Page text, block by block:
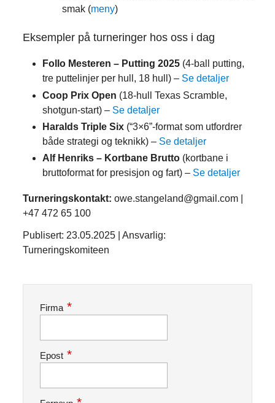
smak (meny)
Eksempler på turneringer hos oss i dag
Follo Mesteren – Putting 2025(4-ball putting,
tre puttelinjer per hull, 18 hull) – Se detaljer
Coop Prix Open (18-hull Texas Scramble,
shotgun-start) – Se detaljer
Haralds Triple Six(“3×6”-format som utfordrer
både strategi og teknikk) – Se detaljer
Alf Henriks – Kortbane Brutto(kortbane i
bruttoformat for presisjon og fart) – Se detaljer
Turneringskontakt: owe.stangeland@gmail.com |
+47 472 65 100
Publisert: 23.05.2025 | Ansvarlig:
Turneringskomiteen
Firma
Epost